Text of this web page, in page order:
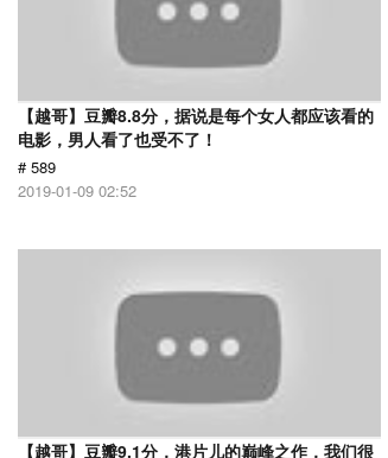
【越哥】豆瓣8.8分，据说是每个女人都应该看的
电影，男人看了也受不了！
# 589
2019-01-09 02:52
【越哥】豆瓣9.1分，港片儿的巅峰之作，我们很